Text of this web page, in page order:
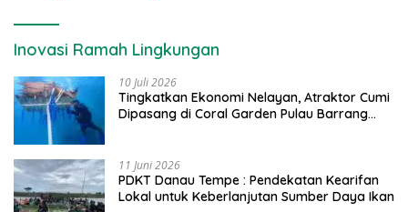
Inovasi Ramah Lingkungan
10 Juli 2026
Tingkatkan Ekonomi Nelayan, Atraktor Cumi
Dipasang di Coral Garden Pulau Barrang
11 Juni 2026
PDKT Danau Tempe : Pendekatan Kearifan
Lokal untuk Keberlanjutan Sumber Daya Ikan